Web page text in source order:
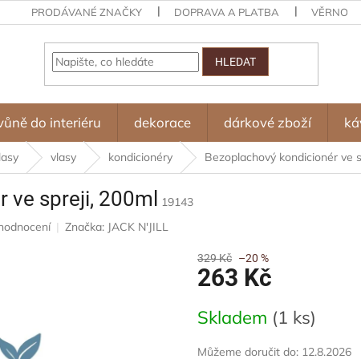
PRODÁVANÉ ZNAČKY DOPRAVA A PLATBA
HLEDAT
do interiéru dekorace dárkové zboží
vlasy kondicionéry Bezoplachový kondicionér ve
ve spreji, 200ml 19143
Značka: JACK N'JILL
329 Kč –20 %
263 Kč
cena:
Skladem (1 ks)
Můžeme doručit do: 12.8.2026